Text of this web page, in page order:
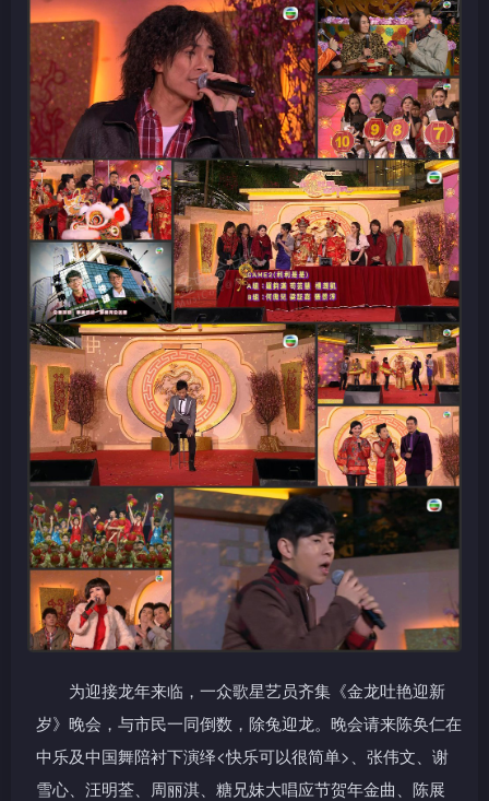
为迎接龙年来临，一众歌星艺员齐集《金龙吐艳迎新
岁》晚会，与市民一同倒数，除兔迎龙。晚会请来陈奂仁在
中乐及中国舞陪衬下演绎<快乐可以很简单>、张伟文、谢
雪心、汪明荃、周丽淇、糖兄妹大唱应节贺年金曲、陈展